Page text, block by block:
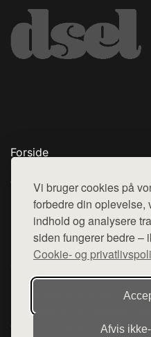
Vi bruger cookies på
forbedre din oplevelse,
indhold og analysere
siden fungerer bedre –
Cookie- og
Afvis
Forside
Top Rabatter
Blog
Kontakt
Denne side er en del af
hjemmesider med
diverse webshops. Der